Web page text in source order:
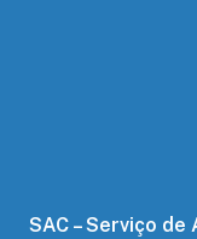
SAC – Serviço